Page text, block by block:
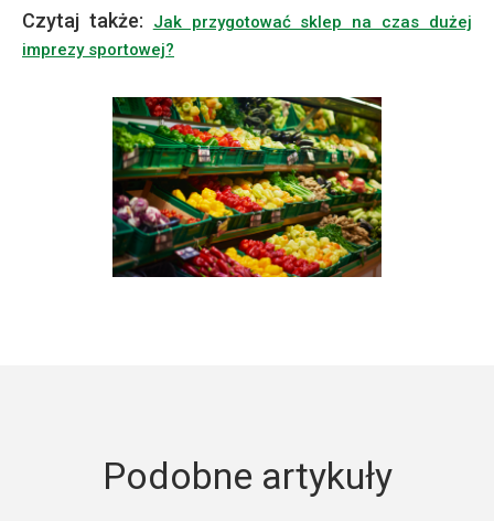
Czytaj także:
Jak przygotować sklep na czas dużej
imprezy sportowej?
Podobne artykuły